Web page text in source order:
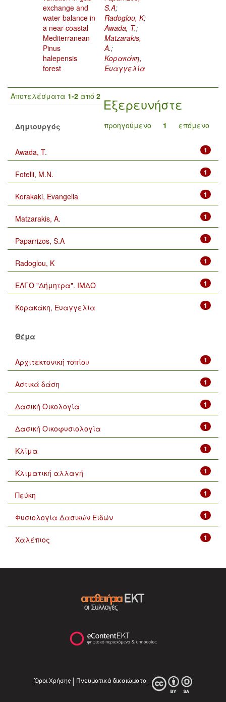
exchange and
water balance in
a near-coastal
Mediterranean
Pinus
halepensis
forest
S.A;
Radoglou, K;
Awada, T.;
Matzarakis,
A.;
Κορακάκη,
Ευαγγελία
Αποτελέσματα 1-2 από 2
προηγούμενο 1 επόμενο
Εξερευνήστε
Δημιουργός
1
Awada, T.
1
Fotelli, M.N.
1
Korakaki, Evangelia
1
Matzarakis, A.
1
Paparrizos, S.A
1
Radoglou, K
1
ΕΛΓΟ "Δήμητρα". ΙΜΔΟ
1
Κορακάκη, Ευαγγελία
Θέμα
1
Αρχιτεκτονική τοπίου
1
Αστικά δάση
1
Δασική Οικολογία
1
Δασική Οικοφυσιολογία
1
Κλίμα
1
Κλιματική αλλαγή
1
Πεύκη
1
Φυσιολογία Δασικών Ειδών
1
Χαλέπιος